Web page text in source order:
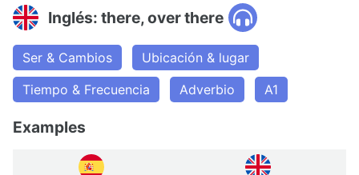
Inglés: there, over there
Ser & Cambios
Ubicación & lugar
Tiempo & Frecuencia
Adverbio A1
Examples